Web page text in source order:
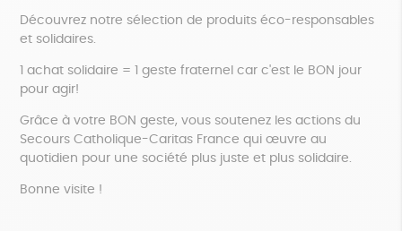
Découvrez notre sélection de produits éco-responsables
et solidaires.
1 achat solidaire = 1 geste fraternel car c'est le BON jour
pour agir!
Grâce à votre BON geste, vous soutenez les actions du
Secours Catholique-Caritas France qui œuvre au
quotidien pour une société plus juste et plus solidaire.
Bonne visite !